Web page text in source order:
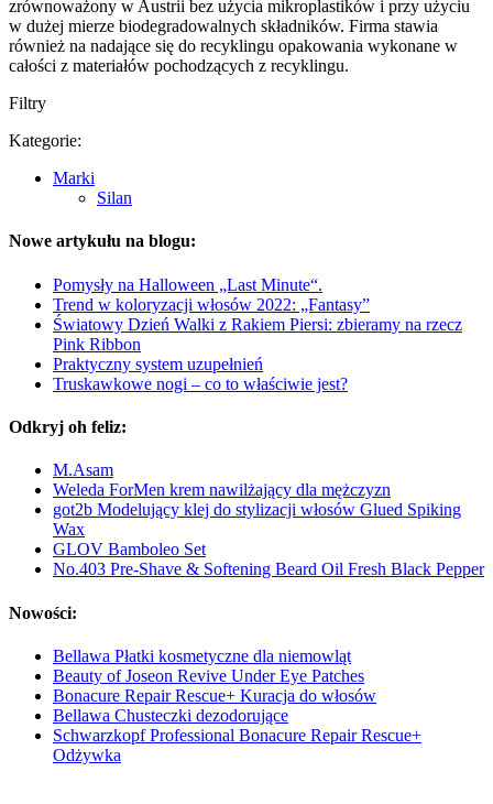
zrównoważony w Austrii bez użycia mikroplastików i przy użyciu
w dużej mierze biodegradowalnych składników. Firma stawia
również na nadające się do recyklingu opakowania wykonane w
całości z materiałów pochodzących z recyklingu.
Filtry
Kategorie:
Marki
Silan
Nowe artykułu na blogu:
Pomysły na Halloween „Last Minute“.
Trend w koloryzacji włosów 2022: „Fantasy”
Światowy Dzień Walki z Rakiem Piersi: zbieramy na rzecz
Pink Ribbon
Praktyczny system uzupełnień
Truskawkowe nogi – co to właściwie jest?
Odkryj oh feliz:
M.Asam
Weleda ForMen krem nawilżający dla mężczyzn
got2b Modelujący klej do stylizacji włosów Glued Spiking
Wax
GLOV Bamboleo Set
No.403 Pre-Shave & Softening Beard Oil Fresh Black Pepper
Nowości:
Bellawa Płatki kosmetyczne dla niemowląt
Beauty of Joseon Revive Under Eye Patches
Bonacure Repair Rescue+ Kuracja do włosów
Bellawa Chusteczki dezodorujące
Schwarzkopf Professional Bonacure Repair Rescue+
Odżywka